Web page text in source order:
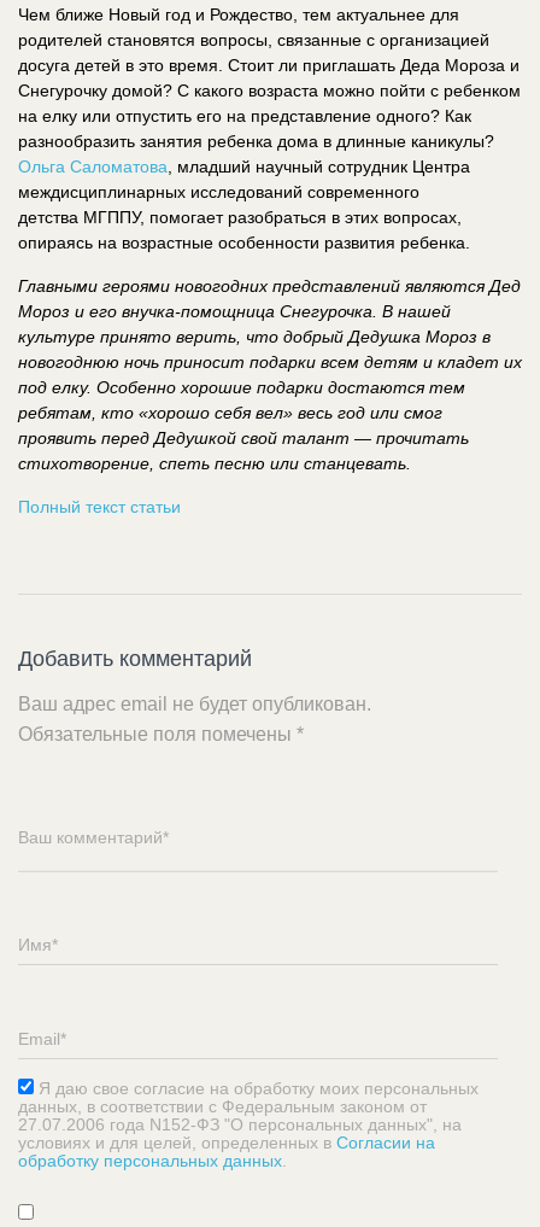
Чем ближе Новый год и Рождество, тем актуальнее для
родителей становятся вопросы, связанные с организацией
досуга детей в это время. Стоит ли приглашать Деда Мороза и
Снегурочку домой? С какого возраста можно пойти с ребенком
на елку или отпустить его на представление одного? Как
разнообразить занятия ребенка дома в длинные каникулы?
Ольга Саломатова , младший научный сотрудник Центра
междисциплинарных исследований современного
детства МГППУ, помогает разобраться в этих вопросах,
опираясь на возрастные особенности развития ребенка.
Главными героями новогодних представлений являются Дед
Мороз и его внучка-помощница Снегурочка. В нашей
культуре принято верить, что добрый Дедушка Мороз в
новогоднюю ночь приносит подарки всем детям и кладет их
под елку. Особенно хорошие подарки достаются тем
ребятам, кто «хорошо себя вел» весь год или смог
проявить перед Дедушкой свой талант — прочитать
стихотворение, спеть песню или станцевать.
Полный текст статьи
Добавить комментарий
Ваш адрес email не будет опубликован.
Обязательные поля помечены *
Я даю свое согласие на обработку моих персональных
данных, в соответствии с Федеральным законом от
27.07.2006 года N152-ФЗ "О персональных данных", на
условиях и для целей, определенных в Согласии на
обработку персональных данных.